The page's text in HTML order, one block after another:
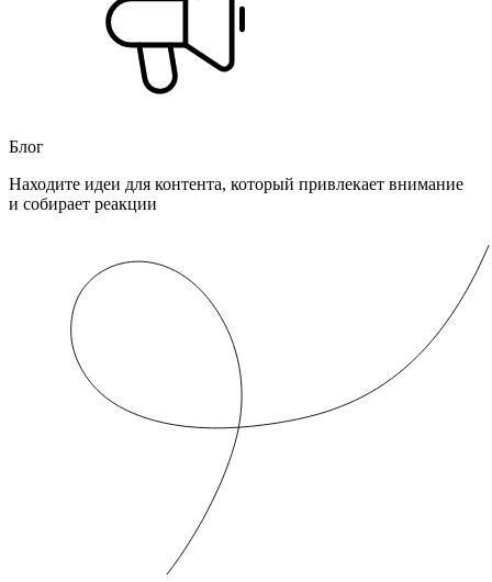
Блог
Находите идеи для контента, который привлекает внимание
и собирает реакции